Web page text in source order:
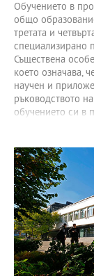
Обучението в
общо
третата и
специализирано
Съществена
което означава,
научен и
ръководството
обучението си в
които
научни
Икономика и
икономика,
изучават
Основи на